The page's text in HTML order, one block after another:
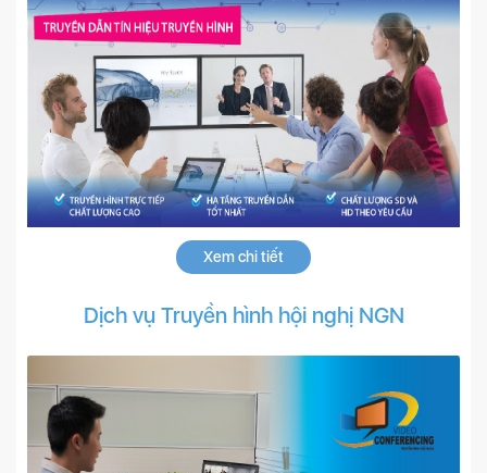
Xem chi tiết
Dịch vụ Truyền hình hội nghị NGN